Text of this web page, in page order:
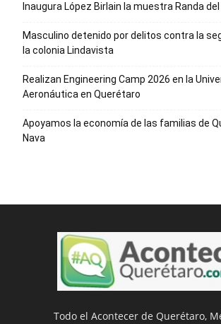
Inaugura López Birlain la muestra Randa
Masculino detenido por delitos contra la
la colonia Lindavista
Realizan Engineering Camp 2026 en la
Aeronáutica en Querétaro
Apoyamos la economía de las familias de
Nava
Todo el Acontecer de Querétaro,